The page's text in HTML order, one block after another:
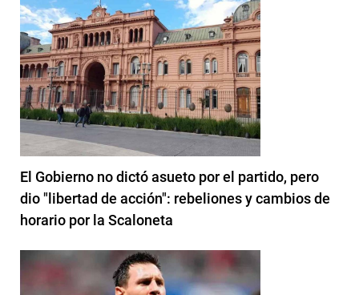
El Gobierno no dictó asueto por el partido, pero
dio "libertad de acción": rebeliones y cambios de
horario por la Scaloneta